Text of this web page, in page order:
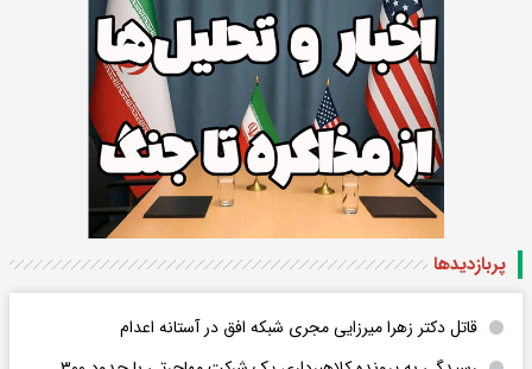
پربازدید‌ها
قاتل دکتر زهرا میرزایی مجری شبکه افق در آستانه اعدام